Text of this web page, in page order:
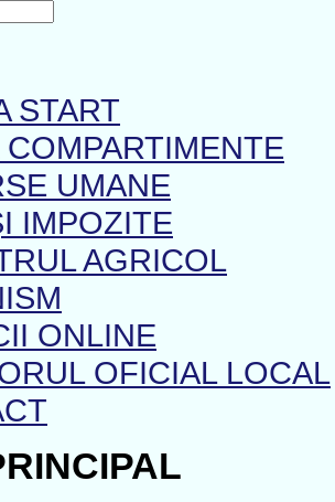
START
COMPARTIMENTE
UMANE
IMPOZITE
AGRICOL
ONLINE
OFICIAL LOCAL